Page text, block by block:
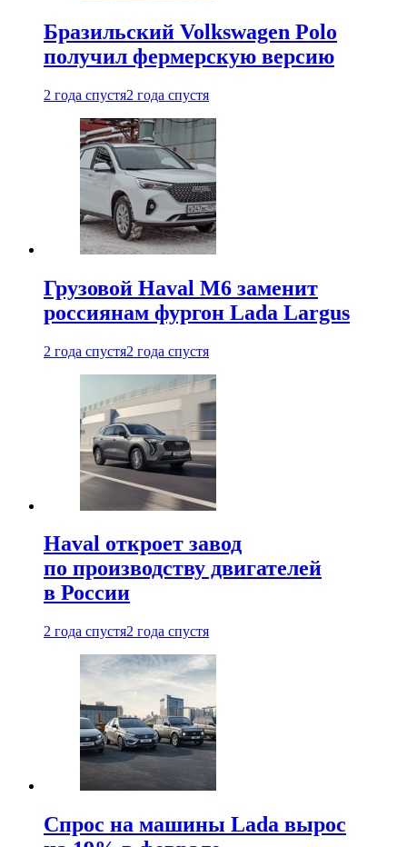
Бразильский Volkswagen Polo
получил фермерскую версию
2 года спустя2 года спустя
Грузовой Haval M6 заменит
россиянам фургон Lada Largus
2 года спустя2 года спустя
Haval откроет завод
по производству двигателей
в России
2 года спустя2 года спустя
Спрос на машины Lada вырос